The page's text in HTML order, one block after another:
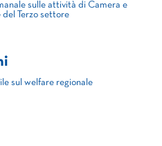
sulle attività di Camera e
Terzo settore
sul welfare regionale